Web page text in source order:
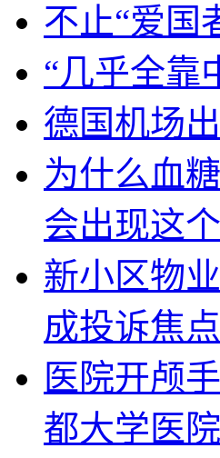
不止“爱国
“几乎全靠
德国机场
为什么血
会出现这
新小区物
成投诉焦点
医院开颅
都大学医